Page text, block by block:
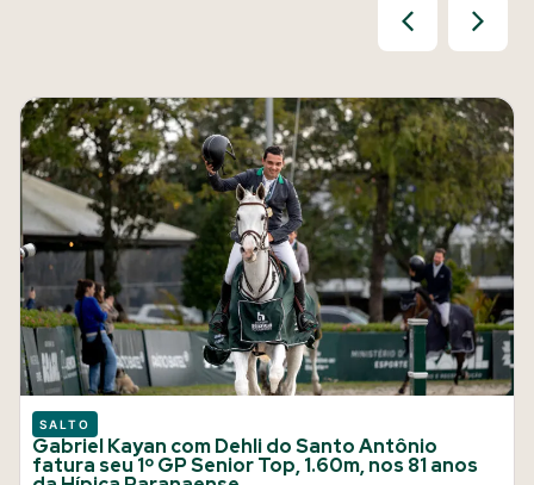
SALTO
Gabriel Kayan com Dehli do Santo Antônio
fatura seu 1º GP Senior Top, 1.60m, nos 81 anos